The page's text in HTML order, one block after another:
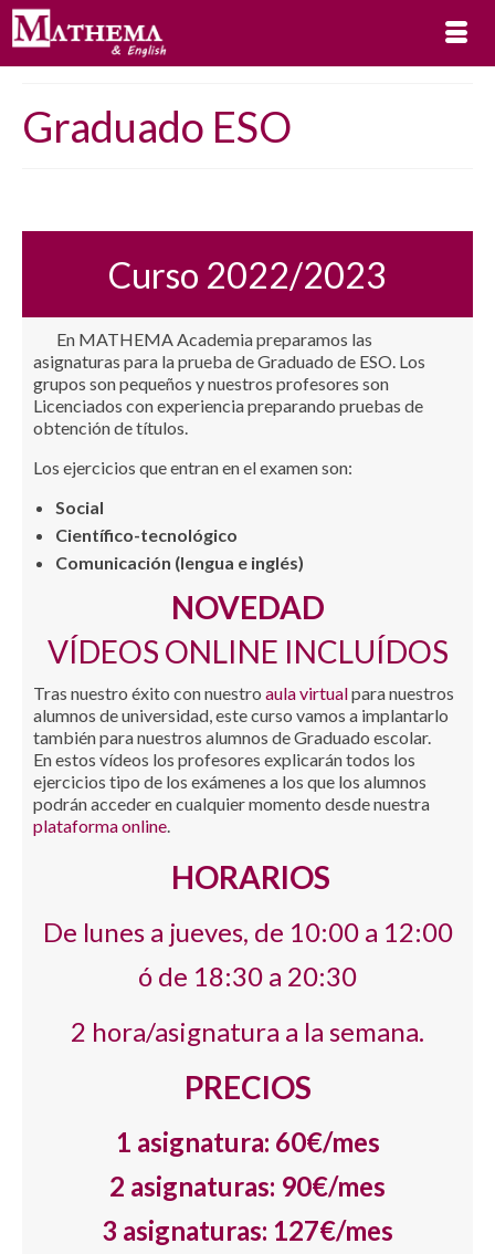
Graduado ESO
Curso 2022/2023
En MATHEMA Academia preparamos las
asignaturas para la prueba de Graduado de ESO. Los
grupos son pequeños y nuestros profesores son
Licenciados con experiencia preparando pruebas de
obtención de títulos.
Los ejercicios que entran en el examen son:
Social
Científico-tecnológico
Comunicación (lengua e inglés)
NOVEDAD
VÍDEOS ONLINE INCLUÍDOS
Tras nuestro éxito con nuestro aula virtualpara nuestros
alumnos de universidad, este curso vamos a implantarlo
también para nuestros alumnos de Graduado escolar.
En estos vídeos los profesores explicarán todos los
ejercicios tipo de los exámenes a los que los alumnos
podrán acceder en cualquier momento desde nuestra
plataforma online
HORARIOS
De lunes a jueves, de 10:00 a 12:00
ó de 18:30 a 20:30
2 hora/asignatura a la semana.
PRECIOS
1 asignatura: 60€/mes
2 asignaturas: 90€/mes
3 asignaturas: 127€/mes